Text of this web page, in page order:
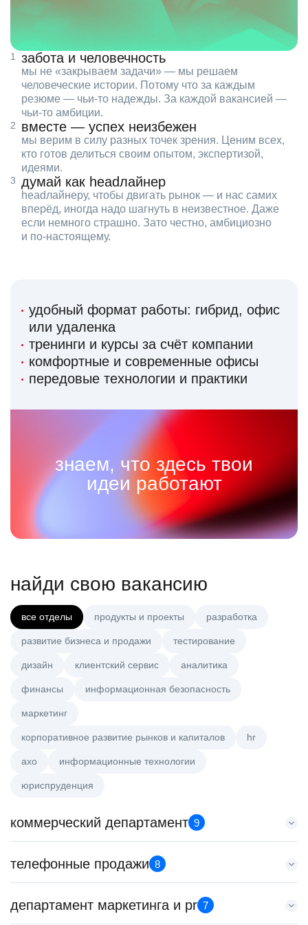
забота и человечность
мы не «закрываем задачи» — мы решаем
человеческие истории. Потому что за каждым
резюме — чьи‑то надежды. За каждой вакансией —
чьи‑то амбиции.
вместе — успех неизбежен
мы верим в силу разных точек зрения. Ценим всех,
кто готов делиться своим опытом, экспертизой,
идеями.
думай как headлайнер
headлайнеру, чтобы двигать рынок — и нас самих
вперёд, иногда надо шагнуть в неизвестное. Даже
если немного страшно. Зато честно, амбициозно
и по‑настоящему.
удобный формат работы: гибрид, офис
или удаленка
тренинги и курсы за счёт компании
комфортные и современные офисы
передовые технологии и практики
знаем, что здесь твои
идеи работают
найди свою вакансию
все отделы продукты и проекты разработка
развитие бизнеса и продажи тестирование
дизайн клиентский сервис аналитика
финансы информационная безопасность
маркетинг
корпоративное развитие рынков и капиталов hr
axo информационные технологии
юриспруденция
коммерческий департамент 9
Аналитик данных (направление Enterprise продаж)
HeadHunter::Коммерческий департамент
з/п не указана
телефонные продажи 8
Менеджер по продажам крупному бизнесу
HeadHunter::Телефонные продажи
департамент маркетинга и pr 7